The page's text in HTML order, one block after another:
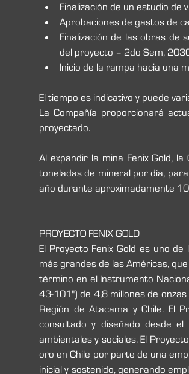
Finalización de un estudio de
Aprobaciones de gastos de
Finalización de las obras de
del proyecto – 2do Sem,
Inicio de la rampa hacia una
El tiempo es indicativo y puede
La Compañía proporcionará
proyectado.
Al expandir la mina Fenix Gold,
toneladas de mineral por día,
año durante aproximadamente
PROYECTO FENIX GOLD
El Proyecto Fenix Gold es uno
más grandes de las Américas,
término en el Instrumento
43-101") de 4,8 millones de
Región de Atacama y Chile. El
consultado y diseñado desde el
ambientales y sociales. El
oro en Chile por parte de una
inicial y sostenido, generando